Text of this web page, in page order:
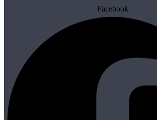
Facebook